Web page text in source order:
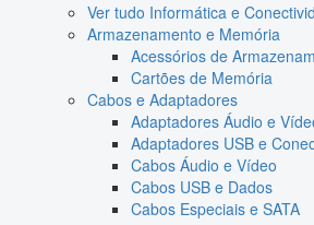
Ver tudo Informática e
Armazenamento e Memória
Acessórios de
Cartões de Memória
Cabos e Adaptadores
Adaptadores Áudio e
Adaptadores USB e
Cabos Áudio e Vídeo
Cabos USB e Dados
Cabos Especiais e SATA